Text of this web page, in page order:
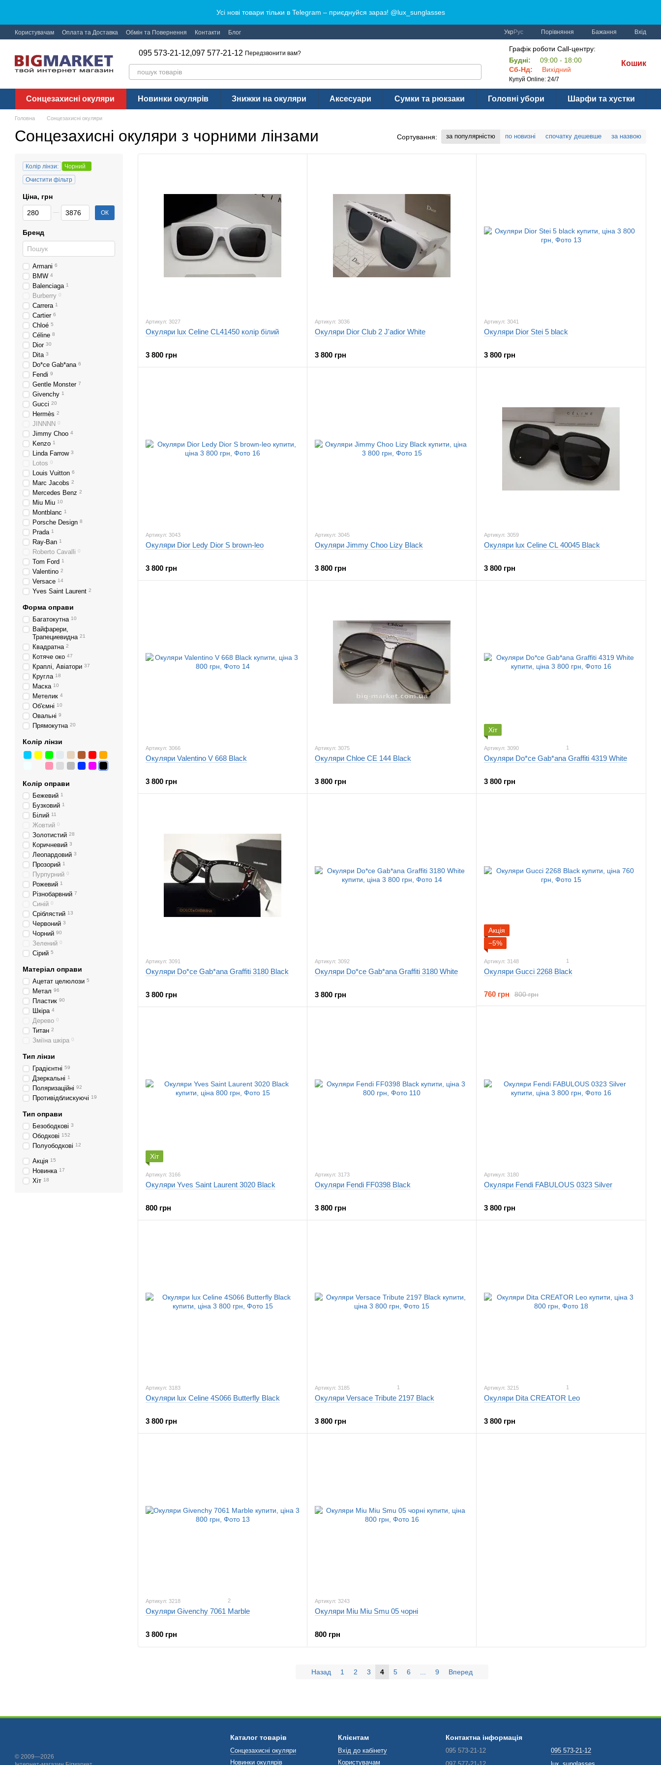
Усі нові товари тільки в Telegram – приєднуйся зараз! @lux_sunglasses
Користувачам Оплата та Доставка Обмін та Повернення Контакти Блог УкрРус Порівняння Бажання Вхід
095 573-21-12,097 577-21-12 Передзвонити вам?
Графік роботи Call-центру:
Будні:
09:00 - 18:00
Сб-Нд:
Вихідний
Купуй Online: 24/7
Кошик
Сонцезахисні окуляри Новинки окулярів Знижки на окуляри Аксесуари Сумки та рюкзаки Головні убори Шарфи та хустки
Головна Сонцезахисні окуляри
Сонцезахисні окуляри з чорними лінзами Сортування: за популярністю по новизні спочатку дешевше за назвою
Артикул: 3027
Окуляри lux Celine CL41450 колір білий
3 800 грн
Артикул: 3036
Окуляри Dior Club 2 J'adior White
3 800 грн
Артикул: 3041
Окуляри Dior Stei 5 black
3 800 грн
Артикул: 3043
Окуляри Dior Ledy Dior S brown-leo
3 800 грн
Артикул: 3045
Окуляри Jimmy Choo Lizy Black
3 800 грн
Артикул: 3059
Окуляри lux Celine CL 40045 Black
3 800 грн
Артикул: 3066
Окуляри Valentino V 668 Black
3 800 грн
Артикул: 3075
Окуляри Chloe CE 144 Black
3 800 грн
Хіт
Артикул: 3090 1
Окуляри Do*ce Gab*ana Graffiti 4319 White
3 800 грн
Артикул: 3091
Окуляри Do*ce Gab*ana Graffiti 3180 Black
3 800 грн
Артикул: 3092
Окуляри Do*ce Gab*ana Graffiti 3180 White
3 800 грн
Акція
−5%
Артикул: 3148 1
Окуляри Gucci 2268 Black
800 грн
760 грн
Хіт
Артикул: 3166
Окуляри Yves Saint Laurent 3020 Black
800 грн
Артикул: 3173
Окуляри Fendi FF0398 Black
3 800 грн
Артикул: 3180
Окуляри Fendi FABULOUS 0323 Silver
3 800 грн
Артикул: 3183
Окуляри lux Celine 4S066 Butterfly Black
3 800 грн
Артикул: 3185 1
Окуляри Versace Tribute 2197 Black
3 800 грн
Артикул: 3215 1
Окуляри Dita CREATOR Leo
3 800 грн
Артикул: 3218 2
Окуляри Givenchy 7061 Marble
3 800 грн
Артикул: 3243
Окуляри Miu Miu Smu 05 чорні
800 грн
Назад 1 2 3 4 5 6 9 Вперед
Колір лінзи:
Чорний
Очистити фільтр
Ціна, грн
Від Ціна, грн
До Ціна, грн ОК
Бренд
Armani 6
BMW 4
Balenciaga 1
Burberry 0
Carrera 1
Cartier 6
Chloé 5
Céline 8
Dior 30
Dita 3
Do*ce Gab*ana 6
Fendi 9
Gentle Monster 7
Givenchy 1
Gucci 20
Hermès 2
JINNNN 0
Jimmy Choo 4
Kenzo 1
Linda Farrow 3
Lotos 0
Louis Vuitton 6
Marc Jacobs 2
Mercedes Benz 2
Miu Miu 10
Montblanc 1
Porsche Design 8
Prada 1
Ray-Ban 1
Roberto Cavalli 0
Tom Ford 1
Valentino 2
Versace 14
Yves Saint Laurent 2
Форма оправи
Багатокутна 10
Вайфарери,
Трапециевидна 21
Квадратна 2
Котяче око 47
Краплі, Авіатори 37
Кругла 18
Маска 10
Метелик 4
Об'ємні 10
Овальні 9
Прямокутна 20
Колір лінзи
Колір оправи
Бежевий 1
Бузковий 1
Білий 11
Жовтий 0
Золотистий 28
Коричневий 3
Леопардовий 3
Прозорий 1
Пурпурний 0
Рожевий 1
Різнобарвний 7
Синій 0
Сріблястий 13
Червоний 3
Чорний 90
Зелений 0
Сірий 5
Матеріал оправи
Ацетат целюлози 5
Метал 96
Пластик 90
Шкіра 4
Дерево 0
Титан 2
Зміїна шкіра 0
Тип лінзи
Градієнтні 59
Дзеркальні 1
Поляризаційні 92
Противідблискуючі 19
Тип оправи
Безободкові 3
Ободкові 152
Полуободкові 12
Акція 15
Новинка 17
Хіт 18
© 2009—2026
Каталог товарів
Сонцезахисні окуляри
Новинки окулярів
Клієнтам
Вхід до кабінету
Користувачам
Контактна інформація
095 573-21-12
095 573-21-12